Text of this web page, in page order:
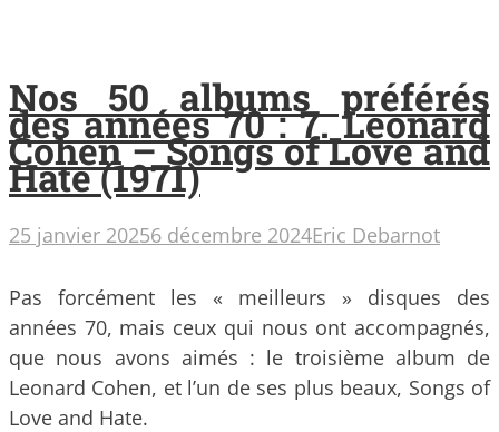
Nos 50 albums préférés
des années 70 : 7. Leonard
Cohen – Songs of Love and
Hate (1971)
25 janvier 20256 décembre 2024Eric Debarnot
Pas forcément les « meilleurs » disques des
années 70, mais ceux qui nous ont accompagnés,
que nous avons aimés : le troisième album de
Leonard Cohen, et l’un de ses plus beaux, Songs of
Love and Hate.